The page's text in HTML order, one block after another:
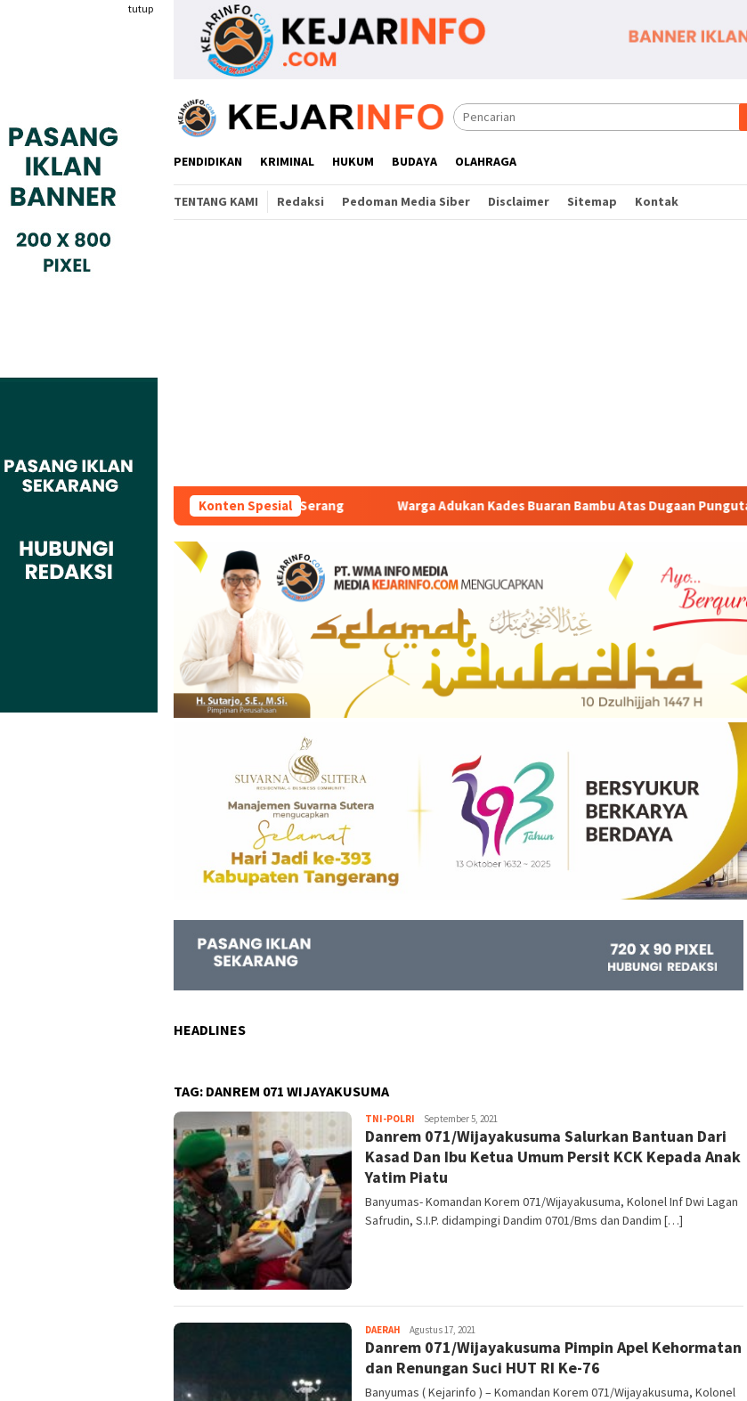
tutup
PENDIDIKAN KRIMINAL HUKUM BUDAYA OLAHRAGA
TENTANG KAMI Redaksi Pedoman Media Siber Disclaimer Sitemap Kontak
Konten SpesialWarga Adukan Kades Buaran Bambu Atas Dugaan Pungutan Liar Pengurusan PM 1
HEADLINES
TAG: DANREM 071 WIJAYAKUSUMA
TNI-POLRI Kejar
Info
September 5, 2021
Danrem 071/Wijayakusuma Salurkan Bantuan Dari
Kasad Dan Ibu Ketua Umum Persit KCK Kepada Anak
Yatim Piatu
Banyumas- Komandan Korem 071/Wijayakusuma, Kolonel Inf Dwi Lagan
Safrudin, S.I.P. didampingi Dandim 0701/Bms dan Dandim […]
DAERAH Kejar
Info
Agustus 17, 2021
Danrem 071/Wijayakusuma Pimpin Apel Kehormatan
dan Renungan Suci HUT RI Ke-76
Banyumas ( Kejarinfo ) – Komandan Korem 071/Wijayakusuma, Kolonel